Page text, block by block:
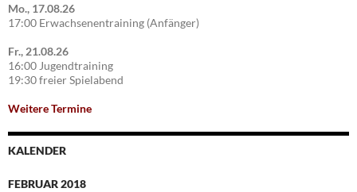
Mo., 17.08.26
17:00 Erwachsenentraining (Anfänger)
Fr., 21.08.26
16:00 Jugendtraining
19:30 freier Spielabend
Weitere Termine
KALENDER
FEBRUAR 2018